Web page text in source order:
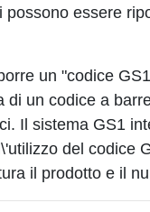
essere
un "codice
un codice a
Il sistema GS1
del codice
il prodotto e il